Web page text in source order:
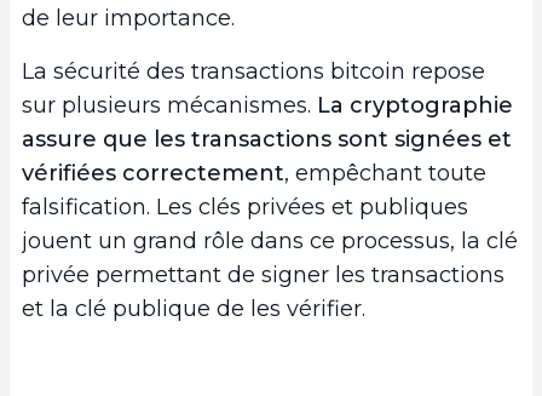
de leur importance.
La sécurité des transactions bitcoin repose
sur plusieurs mécanismes. La cryptographie
assure que les transactions sont signées et
vérifiées correctement, empêchant toute
falsification. Les clés privées et publiques
jouent un grand rôle dans ce processus, la clé
privée permettant de signer les transactions
et la clé publique de les vérifier.